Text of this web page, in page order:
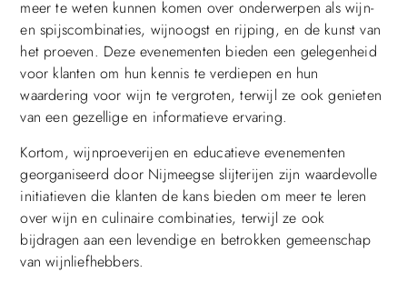
meer te weten kunnen komen over onderwerpen als wijn-
en spijscombinaties, wijnoogst en rijping, en de kunst van
het proeven. Deze evenementen bieden een gelegenheid
voor klanten om hun kennis te verdiepen en hun
waardering voor wijn te vergroten, terwijl ze ook genieten
van een gezellige en informatieve ervaring.
Kortom, wijnproeverijen en educatieve evenementen
georganiseerd door Nijmeegse slijterijen zijn waardevolle
initiatieven die klanten de kans bieden om meer te leren
over wijn en culinaire combinaties, terwijl ze ook
bijdragen aan een levendige en betrokken gemeenschap
van wijnliefhebbers.